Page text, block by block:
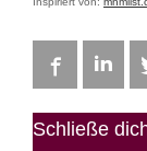
Facebook
Schließe